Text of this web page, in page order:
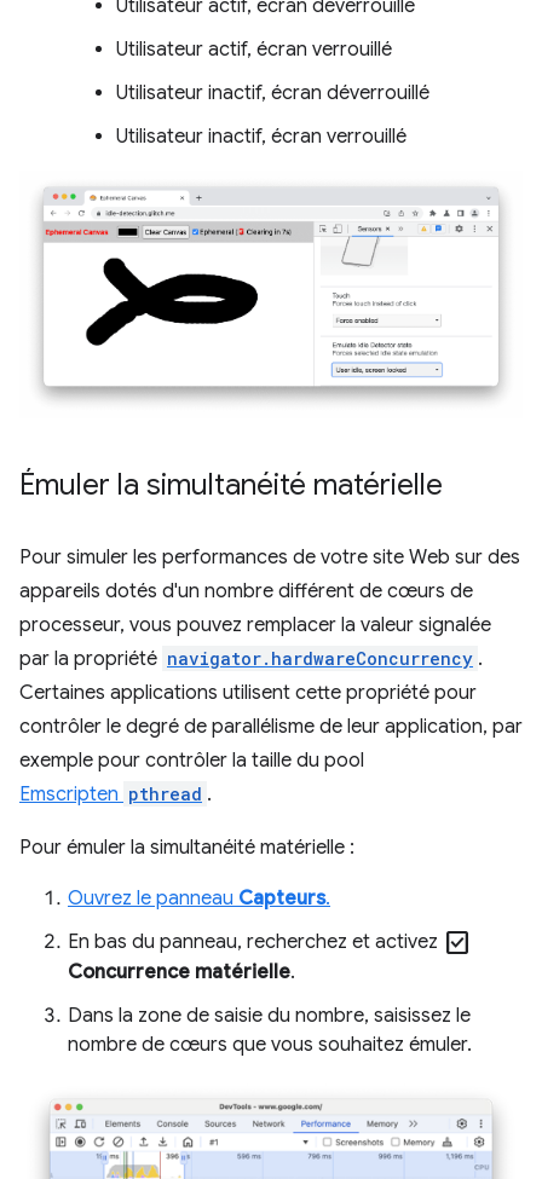
Utilisateur actif, écran déverrouillé
Utilisateur actif, écran verrouillé
Utilisateur inactif, écran déverrouillé
Utilisateur inactif, écran verrouillé
Émuler la simultanéité matérielle
Pour simuler les performances de votre site Web sur des
appareils dotés d'un nombre différent de cœurs de
processeur, vous pouvez remplacer la valeur signalée
par la propriété navigator.hardwareConcurrency .
Certaines applications utilisent cette propriété pour
contrôler le degré de parallélisme de leur application, par
exemple pour contrôler la taille du pool
Emscripten pthread .
Pour émuler la simultanéité matérielle :
Ouvrez le panneau Capteurs.
En bas du panneau, recherchez et activez check_box
Concurrence matérielle.
Dans la zone de saisie du nombre, saisissez le
nombre de cœurs que vous souhaitez émuler.